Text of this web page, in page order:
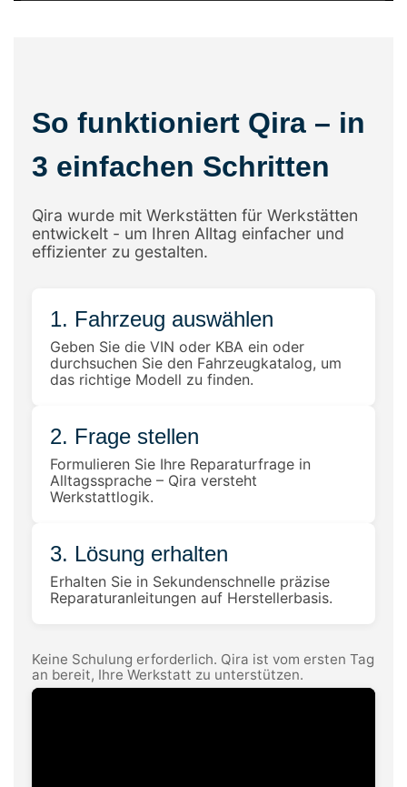
So funktioniert Qira – in
3 einfachen Schritten
Qira wurde mit Werkstätten für Werkstätten
entwickelt - um Ihren Alltag einfacher und
effizienter zu gestalten.
1. Fahrzeug auswählen
Geben Sie die VIN oder KBA ein oder
durchsuchen Sie den Fahrzeugkatalog, um
das richtige Modell zu finden.
2. Frage stellen
Formulieren Sie Ihre Reparaturfrage in
Alltagssprache – Qira versteht
Werkstattlogik.
3. Lösung erhalten
Erhalten Sie in Sekundenschnelle präzise
Reparaturanleitungen auf Herstellerbasis.
Keine Schulung erforderlich. Qira ist vom ersten Tag
an bereit, Ihre Werkstatt zu unterstützen.